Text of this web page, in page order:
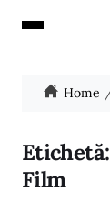
Home
Etichetă:
Film